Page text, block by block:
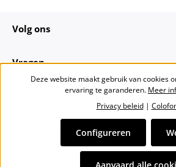
Volg ons
Vragen
Alle prijzen incl. btw plus
Deze website maakt gebruik van cookies
ervaring te garanderen. Meer
Privacy beleid|
Configureren